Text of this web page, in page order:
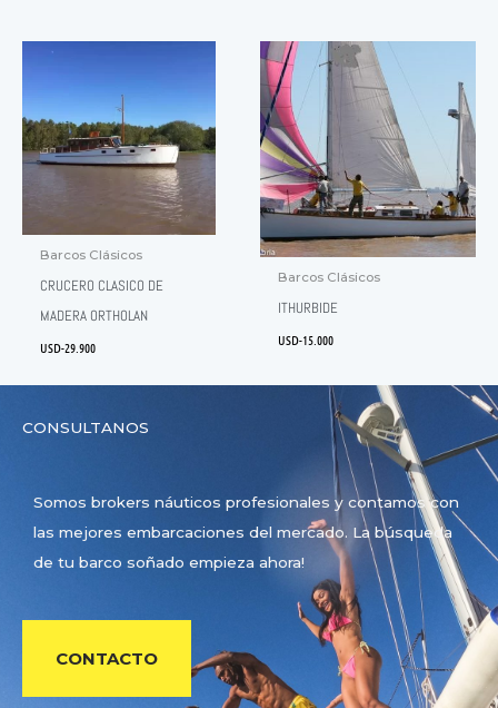
Barcos Clásicos
CRUCERO CLASICO DE
MADERA ORTHOLAN
USD-29.900
Barcos Clásicos
ITHURBIDE
USD-15.000
CONSULTANOS
Somos brokers náuticos profesionales y contamos con
las mejores embarcaciones del mercado. La búsqueda
de tu barco soñado empieza ahora!
CONTACTO